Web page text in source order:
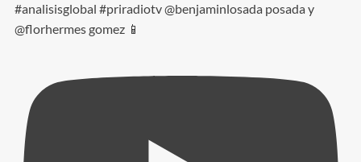
#analisisglobal #priradiotv @benjaminlosada posada y
@florhermes gomez 📱